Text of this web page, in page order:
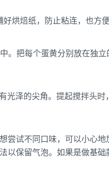
烘焙纸，防止粘连，也方便
。把每个蛋黄分别放在独
光泽的尖角。提起搅拌头
试不同口味，可以小心地
保留气泡。如果是做基础